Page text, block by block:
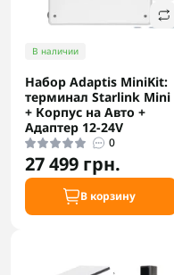
В наличии
Набор Adaptis MiniKit:
терминал Starlink Mini
+ Корпус на Авто +
Адаптер 12-24V
0
27 499 грн.
В корзину